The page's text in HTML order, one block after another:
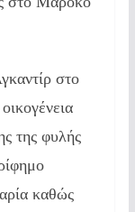
στο
της φυλής
καθώς